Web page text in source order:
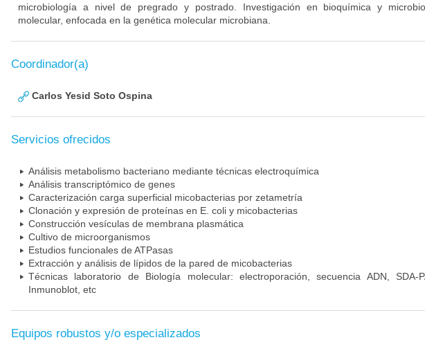
microbiología a nivel de pregrado y postrado. Investigación en bioquímica y
molecular, enfocada en la genética molecular microbiana.
Coordinador(a)
Carlos Yesid Soto Ospina
Servicios ofrecidos
Análisis metabolismo bacteriano mediante técnicas electroquímica
Análisis transcriptómico de genes
Caracterización carga superficial micobacterias por zetametría
Clonación y expresión de proteínas en E. coli y micobacterias
Construcción vesículas de membrana plasmática
Cultivo de microorganismos
Estudios funcionales de ATPasas
Extracción y análisis de lípidos de la pared de micobacterias
Técnicas laboratorio de Biología molecular: electroporación, secuencia ADN, SDA-
Inmunoblot, etc
Equipos robustos y/o especializados